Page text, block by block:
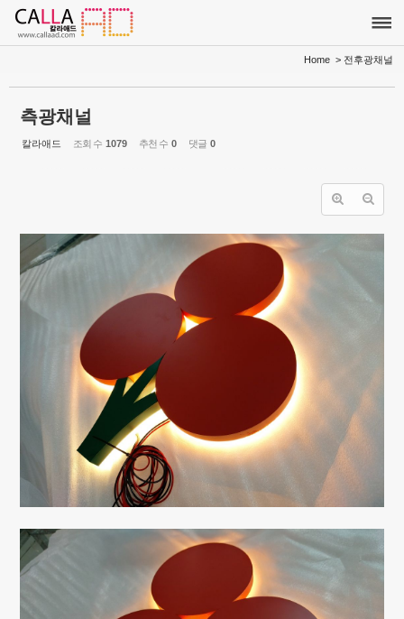
Home > 전후광채널
측광채널
칼라애드 조회 수 1079 추천 수 0 댓글 0